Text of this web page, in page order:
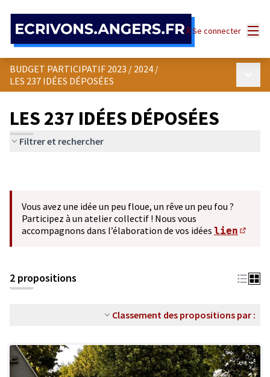
Se connecter
BUDGET PARTICIPATIF 2023 / 2024 /
LES 237 IDÉES DÉPOSÉES
LES 237 IDÉES DÉPOSÉES
Filtrer et rechercher
Vous avez une idée un peu floue, un rêve un peu fou ?
Participez à un atelier collectif ! Nous vous
accompagnons dans l’élaboration de vos idées lien
2 propositions
Classement des propositions par :